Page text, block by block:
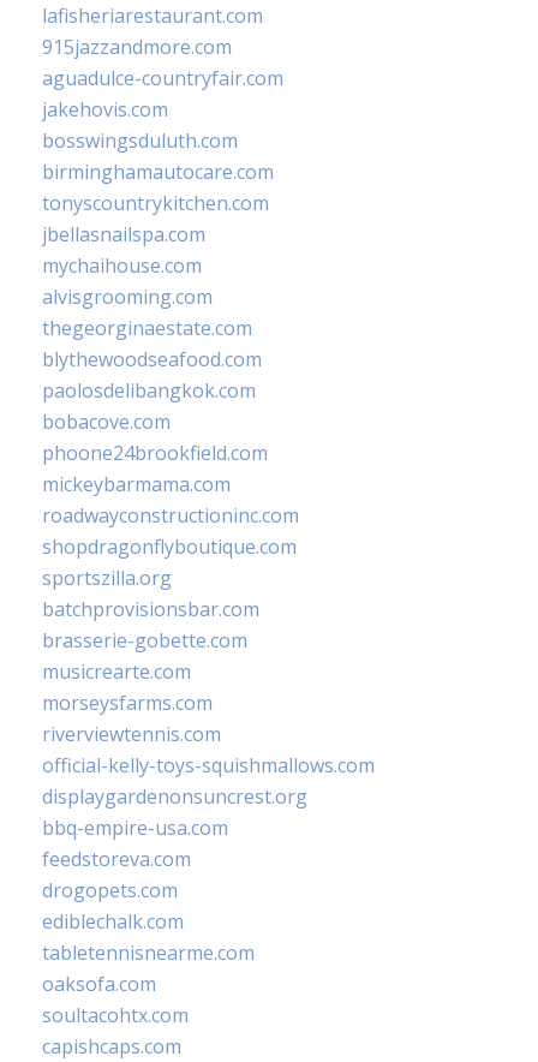
lafisheriarestaurant.com
915jazzandmore.com
aguadulce-countryfair.com
jakehovis.com
bosswingsduluth.com
birminghamautocare.com
tonyscountrykitchen.com
jbellasnailspa.com
mychaihouse.com
alvisgrooming.com
thegeorginaestate.com
blythewoodseafood.com
paolosdelibangkok.com
bobacove.com
phoone24brookfield.com
mickeybarmama.com
roadwayconstructioninc.com
shopdragonflyboutique.com
sportszilla.org
batchprovisionsbar.com
brasserie-gobette.com
musicrearte.com
morseysfarms.com
riverviewtennis.com
official-kelly-toys-squishmallows.com
displaygardenonsuncrest.org
bbq-empire-usa.com
feedstoreva.com
drogopets.com
ediblechalk.com
tabletennisnearme.com
oaksofa.com
soultacohtx.com
capishcaps.com